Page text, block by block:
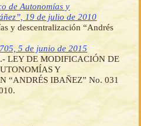
de Autonomías y
19 de julio de 2010
y descentralización “Andrés
5 de junio de 2015
LEY DE MODIFICACIÓN DE
Y
“ANDRÉS IBAÑEZ” No. 031